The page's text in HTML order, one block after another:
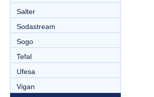
Salter
Sodastream
Sogo
Tefal
Ufesa
Vigan